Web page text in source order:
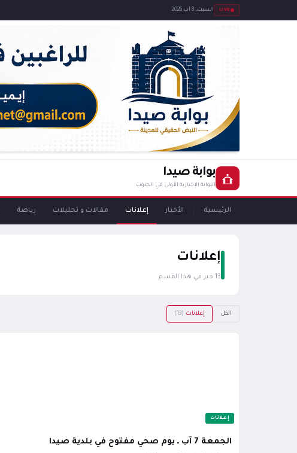
LIVE السبت، 8 آب 2026
بوابة صيدا
البوابة الإخبارية الأولى في الجنوب
الرئيسية الأخبار إعلانات مقالات و تحليلات رياضة
إعلانات
13 خبر في هذا القسم
الكل إعلانات (13)
إعلانات
الجمعة 7 آب ـ يوم صحي مفتوح في بلدية صيدا